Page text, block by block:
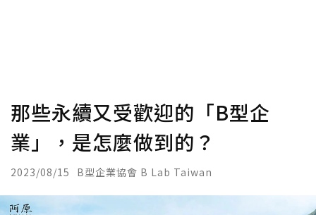
那些永續又受歡迎的「B型企
業」，是怎麼做到的？
2023/08/15 B型企業協會 B Lab Taiwan